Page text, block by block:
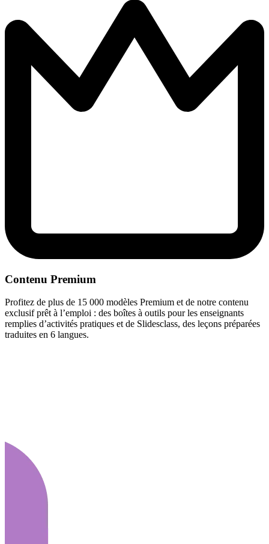
Contenu Premium
Profitez de plus de 15 000 modèles Premium et de notre contenu
exclusif prêt à l’emploi : des boîtes à outils pour les enseignants
remplies d’activités pratiques et de Slidesclass, des leçons préparées
traduites en 6 langues.